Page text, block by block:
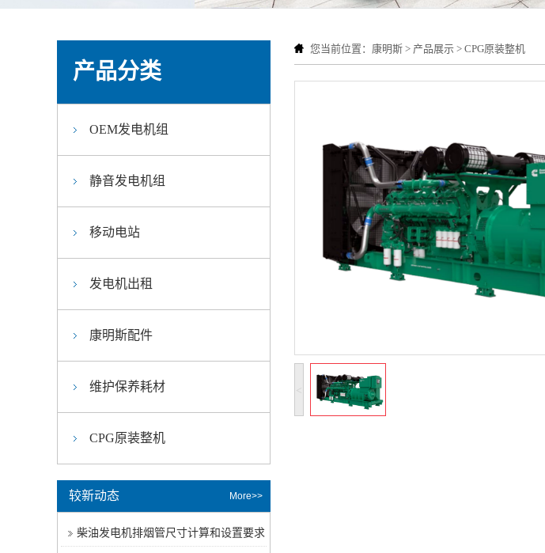
您当前位置： 康明斯 > 产品展示 > CPG原装整机
<
产品分类
OEM发电机组
静音发电机组
移动电站
发电机出租
康明斯配件
维护保养耗材
CPG原装整机
较新动态 More>>
柴油发电机排烟管尺寸计算和设置要求